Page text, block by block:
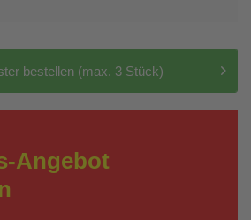
bestellen (max. 3 Stück)
Angebot